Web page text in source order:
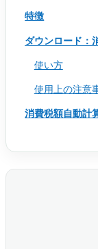
特徴
ダウンロード：
使い方
使用上の注意
消費税額自動計